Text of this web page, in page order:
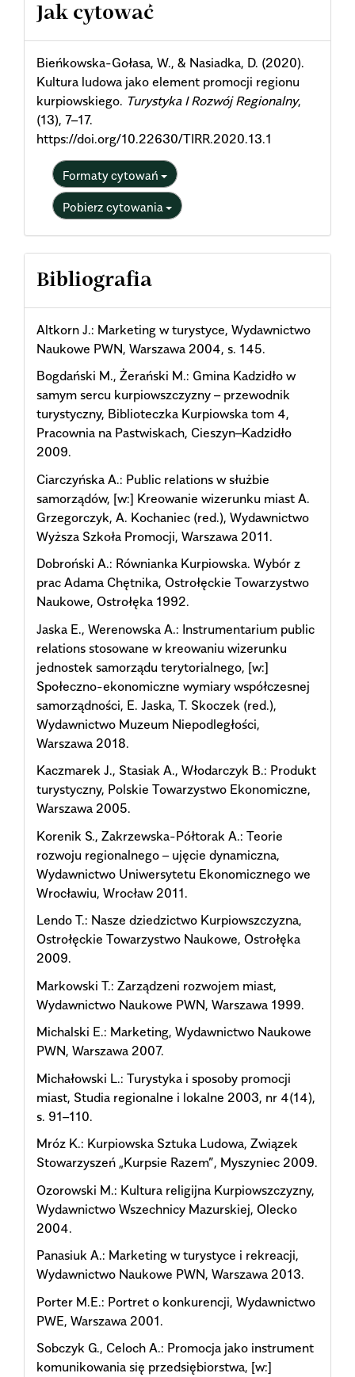
Details
Jak cytować
Bieńkowska-Gołasa, W., & Nasiadka, D. (2020).
Kultura ludowa jako element promocji regionu
kurpiowskiego. Turystyka I Rozwój Regionalny,
(13), 7–17.
https://doi.org/10.22630/TIRR.2020.13.1
Formaty cytowań
Pobierz cytowania
Bibliografia
Altkorn J.: Marketing w turystyce, Wydawnictwo
Naukowe PWN, Warszawa 2004, s. 145.
Bogdański M., Żerański M.: Gmina Kadzidło w
samym sercu kurpiowszczyzny – przewodnik
turystyczny, Biblioteczka Kurpiowska tom 4,
Pracownia na Pastwiskach, Cieszyn–Kadzidło
2009.
Ciarczyńska A.: Public relations w służbie
samorządów, [w:] Kreowanie wizerunku miast A.
Grzegorczyk, A. Kochaniec (red.), Wydawnictwo
Wyższa Szkoła Promocji, Warszawa 2011.
Dobroński A.: Równianka Kurpiowska. Wybór z
prac Adama Chętnika, Ostrołęckie Towarzystwo
Naukowe, Ostrołęka 1992.
Jaska E., Werenowska A.: Instrumentarium public
relations stosowane w kreowaniu wizerunku
jednostek samorządu terytorialnego, [w:]
Społeczno-ekonomiczne wymiary współczesnej
samorządności, E. Jaska, T. Skoczek (red.),
Wydawnictwo Muzeum Niepodległości,
Warszawa 2018.
Kaczmarek J., Stasiak A., Włodarczyk B.: Produkt
turystyczny, Polskie Towarzystwo Ekonomiczne,
Warszawa 2005.
Korenik S., Zakrzewska-Półtorak A.: Teorie
rozwoju regionalnego – ujęcie dynamiczna,
Wydawnictwo Uniwersytetu Ekonomicznego we
Wrocławiu, Wrocław 2011.
Lendo T.: Nasze dziedzictwo Kurpiowszczyzna,
Ostrołęckie Towarzystwo Naukowe, Ostrołęka
2009.
Markowski T.: Zarządzeni rozwojem miast,
Wydawnictwo Naukowe PWN, Warszawa 1999.
Michalski E.: Marketing, Wydawnictwo Naukowe
PWN, Warszawa 2007.
Michałowski L.: Turystyka i sposoby promocji
miast, Studia regionalne i lokalne 2003, nr 4(14),
s. 91–110.
Mróz K.: Kurpiowska Sztuka Ludowa, Związek
Stowarzyszeń „Kurpsie Razem”, Myszyniec 2009.
Ozorowski M.: Kultura religijna Kurpiowszczyzny,
Wydawnictwo Wszechnicy Mazurskiej, Olecko
2004.
Panasiuk A.: Marketing w turystyce i rekreacji,
Wydawnictwo Naukowe PWN, Warszawa 2013.
Porter M.E.: Portret o konkurencji, Wydawnictwo
PWE, Warszawa 2001.
Sobczyk G., Celoch A.: Promocja jako instrument
komunikowania się przedsiębiorstwa, [w:]